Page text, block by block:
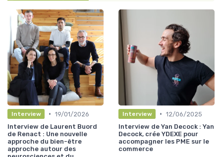
Interview • 19/01/2026
Interview de Laurent Buord
de Renact : Une nouvelle
approche du bien-être
approche autour des
Interview • 12/06/2025
Interview de Yan Decock : Yan
Decock, crée YDEXE pour
accompagner les PME sur le
commerce